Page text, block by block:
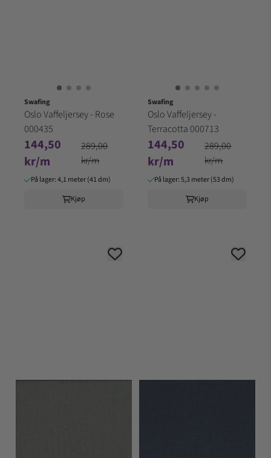
Swafing
Oslo Vaffeljersey - Rose
000435
144,50
kr/m
289,00
kr/m
På lager: 4,1 meter (41 dm)
Kjøp
Swafing
Oslo Vaffeljersey -
Terracotta 000713
144,50
kr/m
289,00
kr/m
På lager: 5,3 meter (53 dm)
Kjøp